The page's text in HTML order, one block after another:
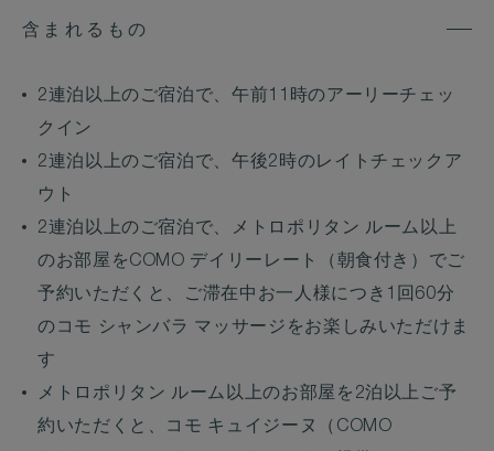
含まれるもの
2連泊以上のご宿泊で、午前11時のアーリーチェッ
クイン
2連泊以上のご宿泊で、午後2時のレイトチェックア
ウト
2連泊以上のご宿泊で、メトロポリタン ルーム以上
のお部屋をCOMO デイリーレート（朝食付き）でご
予約いただくと、ご滞在中お一人様につき1回60分
のコモ シャンバラ マッサージをお楽しみいただけま
す
メトロポリタン ルーム以上のお部屋を2泊以上ご予
約いただくと、コモ キュイジーヌ（COMO